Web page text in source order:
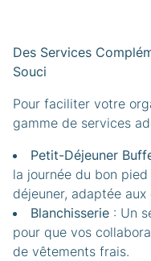
Des Services
Souci
Pour faciliter votre
gamme de services
Petit-Déjeuner
la journée du bon
déjeuner, adaptée
Blanchisserie : Un
pour que vos
de vêtements frais.​